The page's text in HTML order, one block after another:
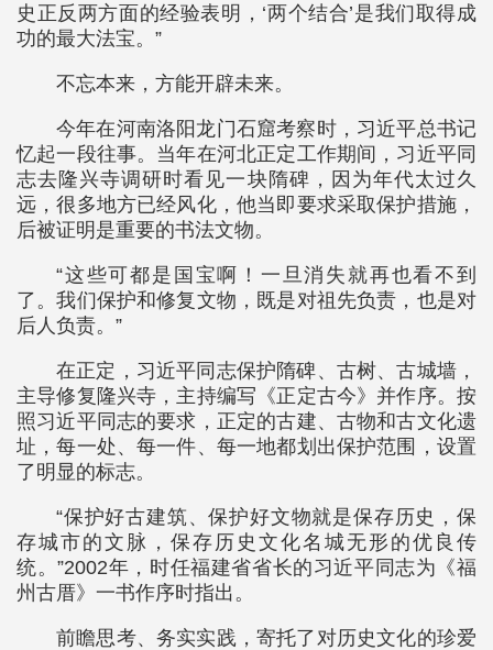
史正反两方面的经验表明，‘两个结合’是我们取得成
功的最大法宝。”
不忘本来，方能开辟未来。
今年在河南洛阳龙门石窟考察时，习近平总书记
忆起一段往事。当年在河北正定工作期间，习近平同
志去隆兴寺调研时看见一块隋碑，因为年代太过久
远，很多地方已经风化，他当即要求采取保护措施，
后被证明是重要的书法文物。
“这些可都是国宝啊！一旦消失就再也看不到
了。我们保护和修复文物，既是对祖先负责，也是对
后人负责。”
在正定，习近平同志保护隋碑、古树、古城墙，
主导修复隆兴寺，主持编写《正定古今》并作序。按
照习近平同志的要求，正定的古建、古物和古文化遗
址，每一处、每一件、每一地都划出保护范围，设置
了明显的标志。
“保护好古建筑、保护好文物就是保存历史，保
存城市的文脉，保存历史文化名城无形的优良传
统。”2002年，时任福建省省长的习近平同志为《福
州古厝》一书作序时指出。
前瞻思考、务实实践，寄托了对历史文化的珍爱